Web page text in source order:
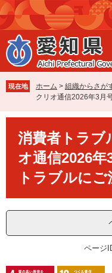
ペ
ー
ジ
の
先
で
す
メ
ニ
ュ
ー
を
ば
し
本
現在地 ホーム > 組織からさが
クリオ通信2026年3月
消費者トラブ
オ通信2026年
トラブルにご
ページ